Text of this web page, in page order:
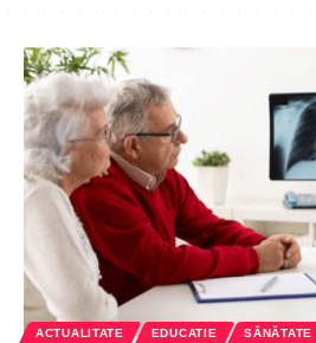
ACTUALITATE EDUCATIE SĂNĂTATE